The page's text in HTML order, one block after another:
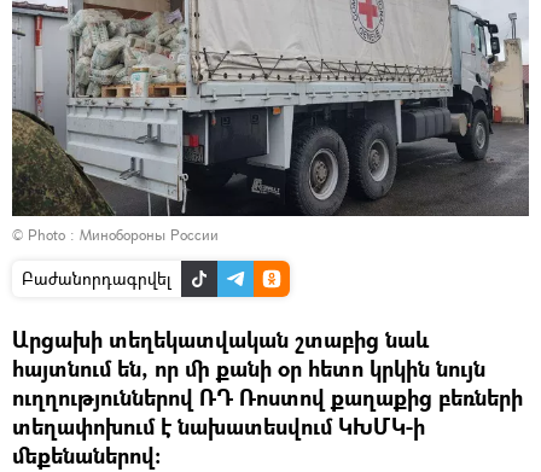
© Photo : Минобороны России
Բաժանորդագրվել
Արցախի տեղեկատվական շտաբից նաև
հայտնում են, որ մի քանի օր հետո կրկին նույն
ուղղություններով ՌԴ Ռոստով քաղաքից բեռների
տեղափոխում է նախատեսվում ԿԽՄԿ-ի
մեքենաներով։